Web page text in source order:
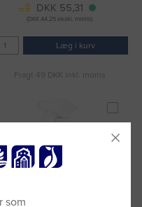
DKK 55,31
(DKK 44,25 ekskl. moms)
Læg i kurv
Fragt 49 DKK inkl. moms
som